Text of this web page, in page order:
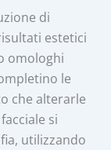
di
estetici
omologhi
le
che alterarle
si
utilizzando